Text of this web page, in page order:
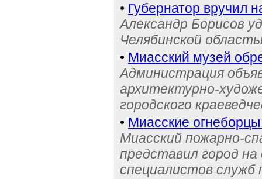
• Губернатор вручил
Александр Борисов
Челябинской
• Миасский музей
Администрация
архитектурно-
городского
• Миасские
Миасский пожарно-
представил город
специалистов